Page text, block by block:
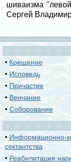
шиваизма
Сергей
• Крещение
• Исповедь
• Причастие
• Венчание
•Соборование
• Информационно-
сектантства
• Реабилитация